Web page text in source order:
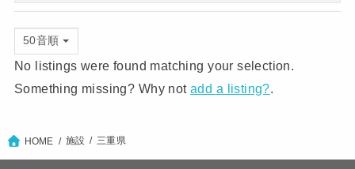
50音順
No listings were found matching your selection.
Something missing? Why notadd a listing?
HOME 施設 三重県